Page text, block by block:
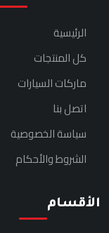
الرئيسية
كل المنتجات
ماركات السيارات
اتصل بنا
سياسة الخصوصية
الشروط والأحكام
الأقسام